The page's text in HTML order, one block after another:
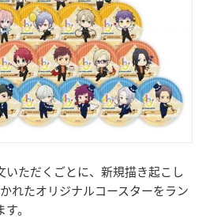
いただくごとに、新規描き起こし
れたオリジナルコースターをラン
。